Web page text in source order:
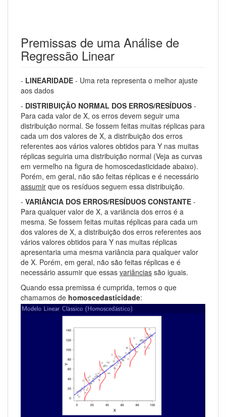
Premissas de uma Análise de
Regressão Linear
- LINEARIDADE - Uma reta representa o melhor ajuste
aos dados
- DISTRIBUIÇÃO NORMAL DOS ERROS/RESÍDUOS -
Para cada valor de X, os erros devem seguir uma
distribuição normal. Se fossem feitas muitas réplicas para
cada um dos valores de X, a distribuição dos erros
referentes aos vários valores obtidos para Y nas muitas
réplicas seguiria uma distribuição normal (Veja as curvas
em vermelho na figura de homoscedasticidade abaixo).
Porém, em geral, não são feitas réplicas e é necessário
assumir que os resíduos seguem essa distribuição.
- VARIÂNCIA DOS ERROS/RESÍDUOS CONSTANTE -
Para qualquer valor de X, a variância dos erros é a
mesma. Se fossem feitas muitas réplicas para cada um
dos valores de X, a distribuição dos erros referentes aos
vários valores obtidos para Y nas muitas réplicas
apresentaria uma mesma variância para qualquer valor
de X. Porém, em geral, não são feitas réplicas e é
necessário assumir que essas variâncias são iguais.
Quando essa premissa é cumprida, temos o que
chamamos de homoscedasticidade: